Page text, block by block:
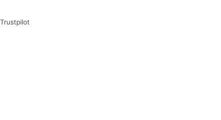
Trustpilot